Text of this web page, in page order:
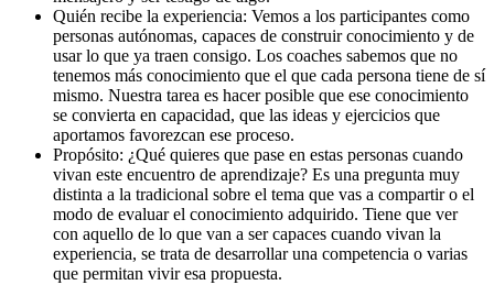
Quién recibe la experiencia: Vemos a los participantes como
personas autónomas, capaces de construir conocimiento y de
usar lo que ya traen consigo. Los coaches sabemos que no
tenemos más conocimiento que el que cada persona tiene de sí
mismo. Nuestra tarea es hacer posible que ese conocimiento
se convierta en capacidad, que las ideas y ejercicios que
aportamos favorezcan ese proceso.
Propósito: ¿Qué quieres que pase en estas personas cuando
vivan este encuentro de aprendizaje? Es una pregunta muy
distinta a la tradicional sobre el tema que vas a compartir o el
modo de evaluar el conocimiento adquirido. Tiene que ver
con aquello de lo que van a ser capaces cuando vivan la
experiencia, se trata de desarrollar una competencia o varias
que permitan vivir esa propuesta.